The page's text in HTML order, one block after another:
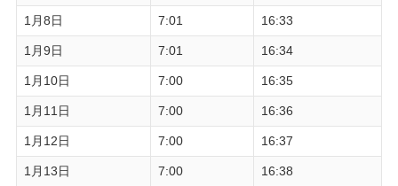
1月8日 7:01 16:33
1月9日 7:01 16:34
1月10日 7:00 16:35
1月11日 7:00 16:36
1月12日 7:00 16:37
1月13日 7:00 16:38